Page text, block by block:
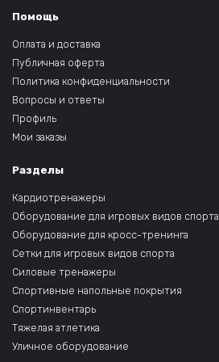
Помощь
Оплата и доставка
Публичная оферта
Политика конфиденциальности
Вопросы и ответы
Профиль
Мои заказы
Разделы
Кардиотренажеры
Оборудование для игровых видов спорта
Оборудование для кросс-тренинга
Сетки для игровых видов спорта
Силовые тренажеры
Спортивные напольные покрытия
Спортинвентарь
Тяжелая атлетика
Уличное оборудование